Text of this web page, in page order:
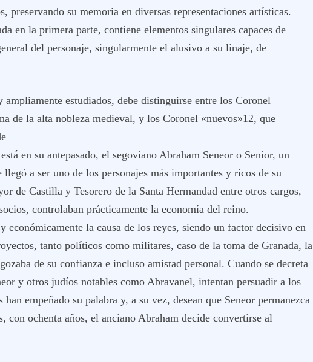
preservando su memoria en diversas representaciones artísticas.
en la primera parte, contiene elementos singulares capaces de
del personaje, singularmente el alusivo a su linaje, de
ampliamente estudiados, debe distinguirse entre los Coronel
de la alta nobleza medieval, y los Coronel «nuevos»12, que
en su antepasado, el segoviano Abraham Seneor o Senior, un
a ser uno de los personajes más importantes y ricos de su
de Castilla y Tesorero de la Santa Hermandad entre otros cargos,
controlaban prácticamente la economía del reino.
la causa de los reyes, siendo un factor decisivo en
tanto políticos como militares, caso de la toma de Granada, la
de su confianza e incluso amistad personal. Cuando se decreta
y otros judíos notables como Abravanel, intentan persuadir a los
empeñado su palabra y, a su vez, desean que Seneor permanezca
con ochenta años, el anciano Abraham decide convertirse al